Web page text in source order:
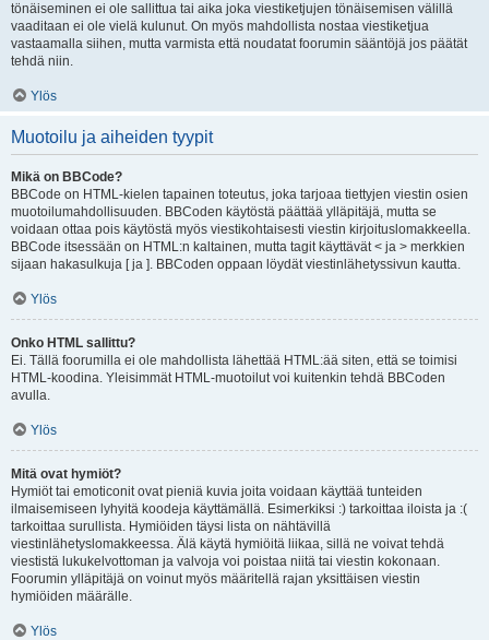
tönäiseminen ei ole sallittua tai aika joka viestiketjujen tönäisemisen välillä
vaaditaan ei ole vielä kulunut. On myös mahdollista nostaa viestiketjua
vastaamalla siihen, mutta varmista että noudatat foorumin sääntöjä jos päätät
tehdä niin.
Ylös
Muotoilu ja aiheiden tyypit
Mikä on BBCode?
BBCode on HTML-kielen tapainen toteutus, joka tarjoaa tiettyjen viestin osien
muotoilumahdollisuuden. BBCoden käytöstä päättää ylläpitäjä, mutta se
voidaan ottaa pois käytöstä myös viestikohtaisesti viestin kirjoituslomakkeella.
BBCode itsessään on HTML:n kaltainen, mutta tagit käyttävät < ja > merkkien
sijaan hakasulkuja [ ja ]. BBCoden oppaan löydät viestinlähetyssivun kautta.
Ylös
Onko HTML sallittu?
Ei. Tällä foorumilla ei ole mahdollista lähettää HTML:ää siten, että se toimisi
HTML-koodina. Yleisimmät HTML-muotoilut voi kuitenkin tehdä BBCoden
avulla.
Ylös
Mitä ovat hymiöt?
Hymiöt tai emoticonit ovat pieniä kuvia joita voidaan käyttää tunteiden
ilmaisemiseen lyhyitä koodeja käyttämällä. Esimerkiksi :) tarkoittaa iloista ja :(
tarkoittaa surullista. Hymiöiden täysi lista on nähtävillä
viestinlähetyslomakkeessa. Älä käytä hymiöitä liikaa, sillä ne voivat tehdä
viestistä lukukelvottoman ja valvoja voi poistaa niitä tai viestin kokonaan.
Foorumin ylläpitäjä on voinut myös määritellä rajan yksittäisen viestin
hymiöiden määrälle.
Ylös